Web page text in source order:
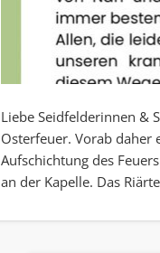
Liebe Seidfelderinnen &
Osterfeuer. Vorab daher
Aufschichtung des
an der Kapelle. Das